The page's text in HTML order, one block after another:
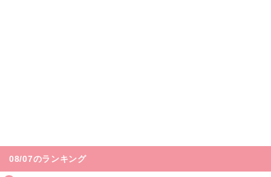
08/07のランキング